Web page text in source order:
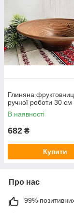
Глиняна
ручної роботи 30 см
В наявності
682 ₴
Купити
Про нас
99% позитивних